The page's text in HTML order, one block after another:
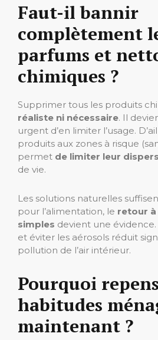
Faut-il bannir
complètement
parfums et
chimiques ?
Supprimer tous les produits
réaliste ni nécessaire. Il
urgent d’en limiter l’usage.
produits aux zones à risque
permet de limiter leur
de vie.
Les solutions naturelles
pour l’alimentation, le retour
simples devient une
et éviter les aérosols réduit
pollution de l’air intérieur.
Pourquoi
habitudes
maintenant ?